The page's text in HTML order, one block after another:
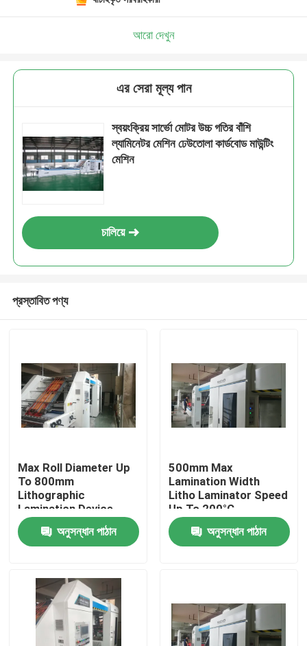
পণ্য
আরো দেখুন
এর সেরা মূল্য পান
স্বয়ংক্রিয় সার্ভো মোটর উচ্চ গতির বাঁশি
ল্যামিনেটর মেশিন ঢেউতোলা কার্ডবোড মাউন্টিং
মেশিন
চালিয়ে
প্রস্তাবিত পণ্য
Max Roll Diameter Up
To 800mm
Lithographic
Lamination Device
অনুসন্ধান পাঠান
500mm Max
Lamination Width
Litho Laminator Speed
Up To 200°C
Temperature and
100m/min Max Speed
অনুসন্ধান পাঠান